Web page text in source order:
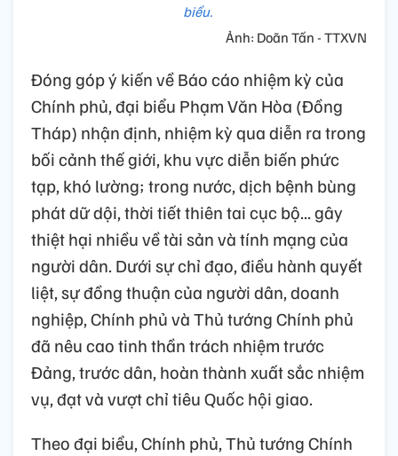
biểu.
Ảnh: Doãn Tấn - TTXVN
Đóng góp ý kiến về Báo cáo nhiệm kỳ của
Chính phủ, đại biểu Phạm Văn Hòa (Đồng
Tháp) nhận định, nhiệm kỳ qua diễn ra trong
bối cảnh thế giới, khu vực diễn biến phức
tạp, khó lường; trong nước, dịch bệnh bùng
phát dữ dội, thời tiết thiên tai cục bộ... gây
thiệt hại nhiều về tài sản và tính mạng của
người dân. Dưới sự chỉ đạo, điều hành quyết
liệt, sự đồng thuận của người dân, doanh
nghiệp, Chính phủ và Thủ tướng Chính phủ
đã nêu cao tinh thần trách nhiệm trước
Đảng, trước dân, hoàn thành xuất sắc nhiệm
vụ, đạt và vượt chỉ tiêu Quốc hội giao.
Theo đại biểu, Chính phủ, Thủ tướng Chính